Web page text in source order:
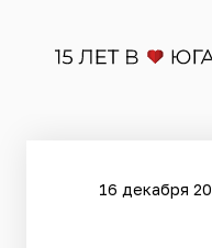
16 декабря